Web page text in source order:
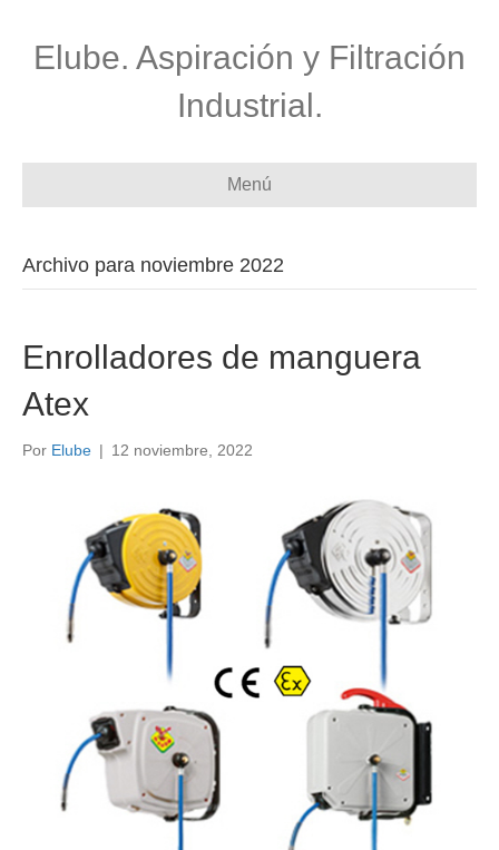
Elube. Aspiración y Filtración
Industrial.
Menú
Archivo para noviembre 2022
Enrolladores de manguera
Atex
Por Elube | 12 noviembre, 2022